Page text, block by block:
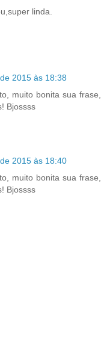
linda.
2015 às 18:38
muito bonita sua frase,
Bjossss
2015 às 18:40
muito bonita sua frase,
Bjossss